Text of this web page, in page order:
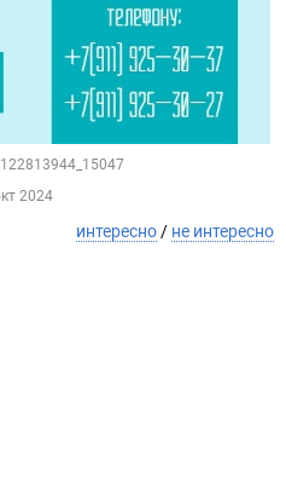
2024
интересно/ не интересно